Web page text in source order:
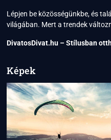
Lépjen be közösségünkbe, és
világában. Mert a trendek
DivatosDivat.hu – Stílusban
Képek